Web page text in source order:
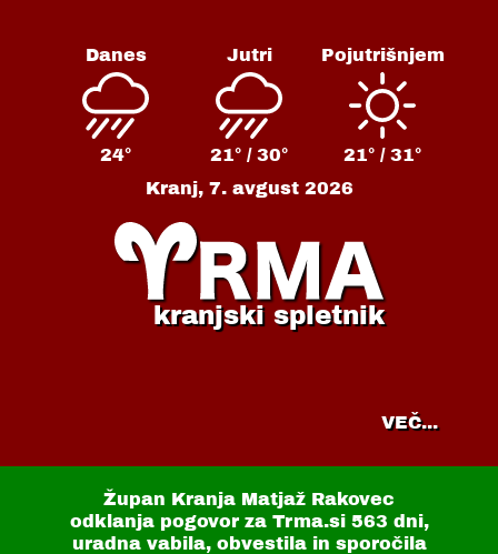
Danes
24°
Jutri
21° / 30°
Pojutrišnjem
21° / 31°
Kranj, 7. avgust 2026
kranjski spletnik
VEČ...
Župan Kranja Matjaž Rakovec
odklanja pogovor za Trma.si 563 dni,
uradna vabila, obvestila in sporočila